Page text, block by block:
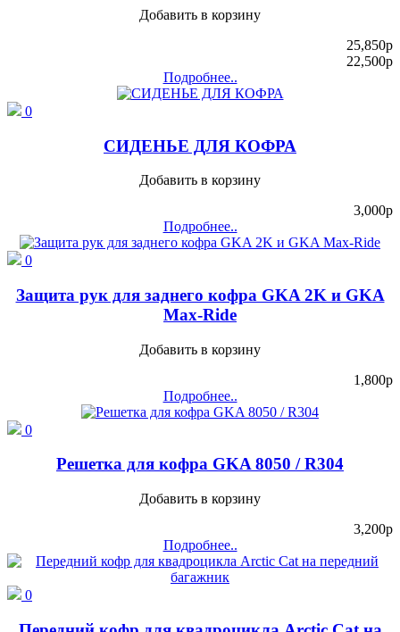
Добавить в корзину
25,850p
22,500p
Подробнее..
0
СИДЕНЬЕ ДЛЯ КОФРА
Добавить в корзину
3,000p
Подробнее..
0
Защита рук для заднего кофра GKA 2K и GKA
Max-Ride
Добавить в корзину
1,800p
Подробнее..
0
Решетка для кофра GKA 8050 / R304
Добавить в корзину
3,200p
Подробнее..
0